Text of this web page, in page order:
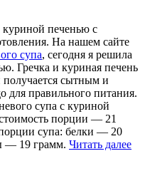
куриной печенью с
На нашем сайте
супа, сегодня я решила
Гречка и куриная печень
получается сытным и
для правильного питания.
супа с куриной
порции — 21
супа: белки — 20
— 19 грамм. Читать далее